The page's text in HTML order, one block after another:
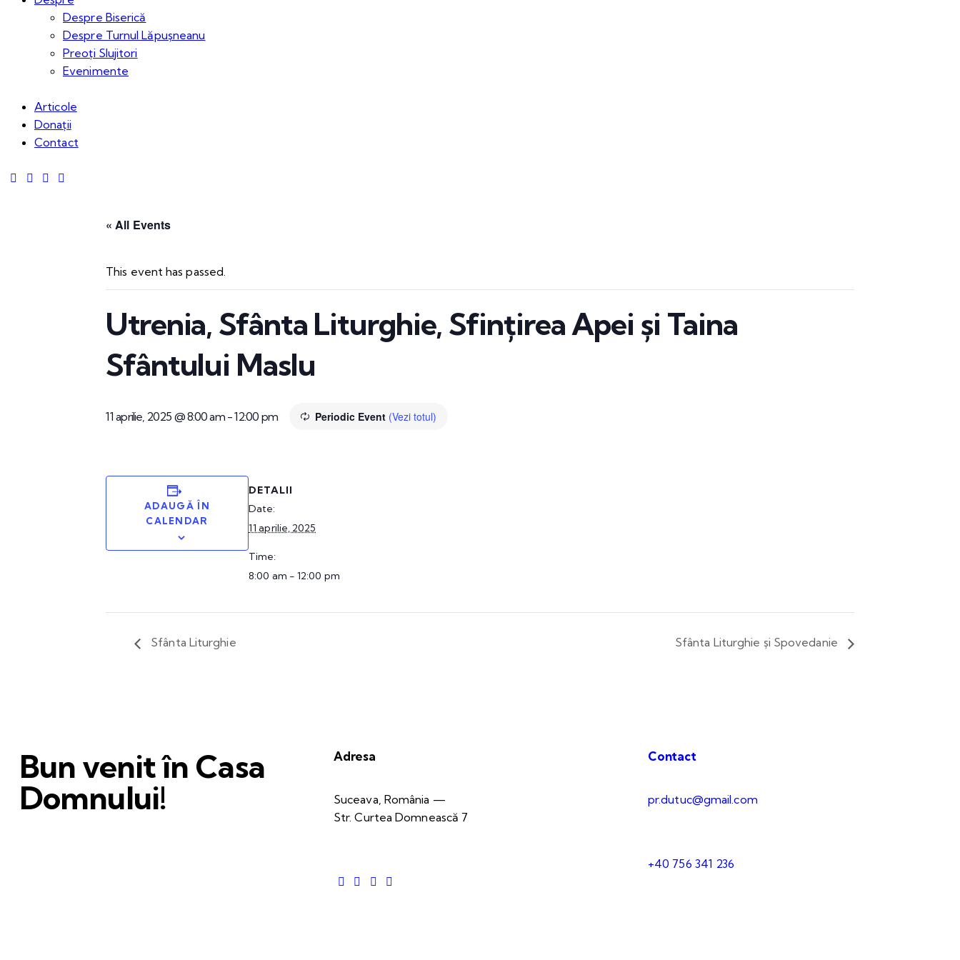
Despre Biserică
Despre Turnul Lăpușneanu
Preoți Slujitori
Evenimente
Articole
Donații
Contact
« All Events
This event has passed.
Utrenia, Sfânta Liturghie, Sfințirea Apei și Taina
Sfântului Maslu
11 aprilie, 2025 @ 8:00 am-12:00 pm Periodic Event (Vezi totul)
ADAUGĂ ÎN
CALENDAR
DETALII
Date:
11 aprilie, 2025
Time:
8:00 am - 12:00 pm
Sfânta Liturghie Sfânta Liturghie și Spovedanie
Bun venit în Casa
Domnului!
Adresa
Suceava, România —
Str. Curtea Domnească 7
Contact
pr.dutuc@gmail.com
+40 756 341 236